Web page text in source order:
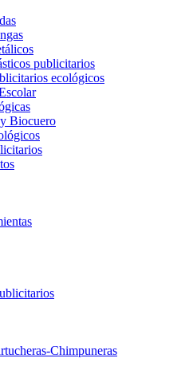
publicitarios
ecológicos
Biocuero
Chimpuneras